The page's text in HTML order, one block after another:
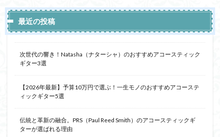
最近の投稿
次世代の響き！Natasha（ナターシャ）のおすすめアコースティック
ギター3選
【2026年最新】予算10万円で選ぶ！一生モノのおすすめアコーステ
ィックギター5選
伝統と革新の融合。PRS（Paul Reed Smith）のアコースティックギ
ターが選ばれる理由